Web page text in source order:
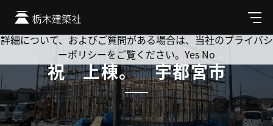
メ
ニ
ュ
祝 上棟。 宇都宮市
Cookie を使用して、お客様の活動を追跡してもよろしいです
か? 当社ではお客様のプライバシーを極めて重視しています。
詳細について、およびご質問がある場合は、当社のプライバシ
ーポリシーをご覧ください。 Yes No